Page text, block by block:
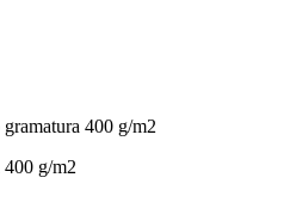
400 g/m2
g/m2